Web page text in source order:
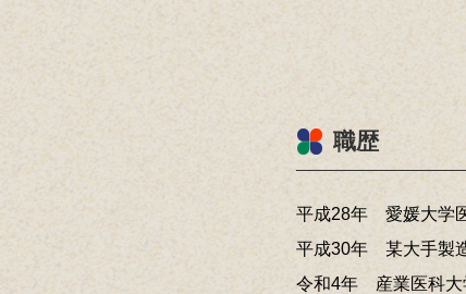
職歴
平成28年 愛媛大学
平成30年 某大手製
令和4年 産業医科